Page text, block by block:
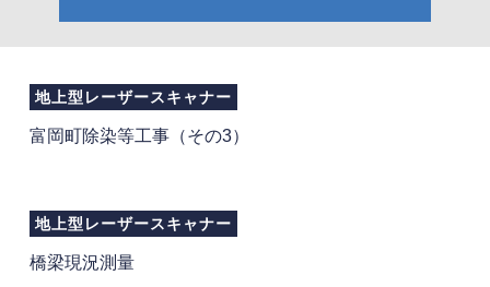
地上型レーザースキャナー
富岡町除染等工事（その3）
地上型レーザースキャナー
橋梁現況測量